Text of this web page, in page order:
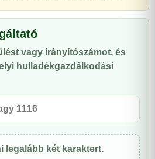
vagy irányítószámot, és
hulladékgazdálkodási
legalább két karaktert.